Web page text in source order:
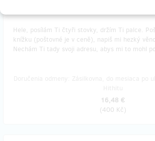
Hele, posílám Ti čtyři stovky, držím Ti palce.
knížku (poštovné je v ceně), napiš mi hezký
Nechám Ti tady svoji adresu, abys mi to mohl
16,48 €
(400 Kč)